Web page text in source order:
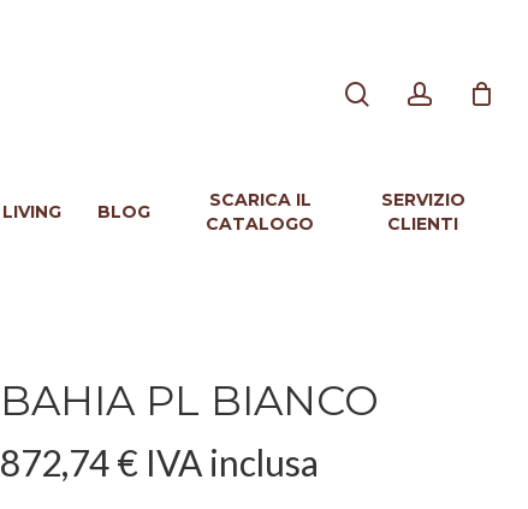
LIVING BLOG
SCARICA IL
CATALOGO
SERVIZIO
CLIENTI
BAHIA PL BIANCO
872,74€ IVA inclusa